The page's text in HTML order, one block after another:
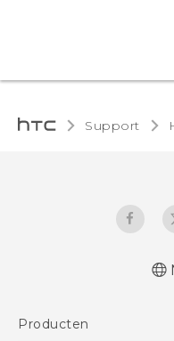
Support
Nederlands -
Producten